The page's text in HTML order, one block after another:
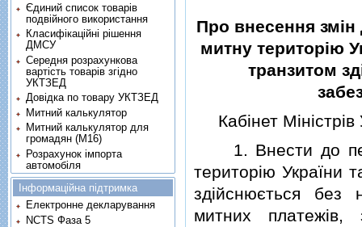
Про внесення змiн
митну територiю
транзитом
Кабiнет Мiнiстрiв
1. Внести до
територiю України
здiйснюється без
митних платежiв,
Єдиний список товарів
подвійного використання
Класифікаційні рішення
ДМСУ
Середня розрахункова
вартість товарів згідно
УКТЗЕД
Довідка по товару УКТЗЕД
Митний калькулятор
Митний калькулятор для
громадян (М16)
Розрахунок імпорта
автомобіля
Інформаційна підтримка
Електронне декларування
NCTS Фаза 5